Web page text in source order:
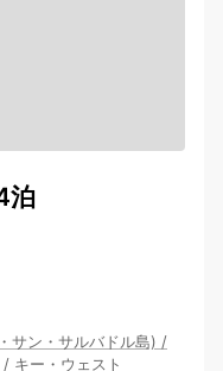
泊
サン・サルバドル島) /
/ キー・ウェスト